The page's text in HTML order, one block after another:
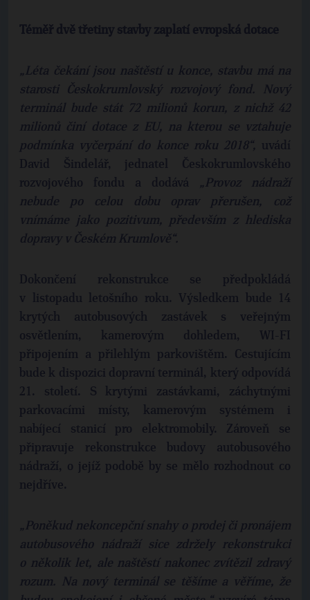
Téměř dvě třetiny stavby zaplatí evropská dotace
„Léta čekání jsou naštěstí u konce, stavbu má na
starosti Českokrumlovský rozvojový fond. Nový
terminál bude stát 72 milionů korun, z nichž 42
milionů činí dotace z EU, na kterou se vztahuje
podmínka vyčerpání do konce roku 2018“, uvádí
David Šindelář, jednatel Českokrumlovského
rozvojového fondu a dodává
„Provoz nádraží
nebude po celou dobu oprav přerušen, což
vnímáme jako pozitivum, především z hlediska
dopravy v Českém Krumlově“.
Dokončení rekonstrukce se předpokládá
v listopadu letošního roku. Výsledkem bude 14
krytých autobusových zastávek s veřejným
osvětlením, kamerovým dohledem, WI-FI
připojením a přilehlým parkovištěm. Cestujícím
bude k dispozici dopravní terminál, který odpovídá
21. století. S krytými zastávkami, záchytnými
parkovacími místy, kamerovým systémem i
nabíjecí stanicí pro elektromobily. Zároveň se
připravuje rekonstrukce budovy autobusového
nádraží, o jejíž podobě by se mělo rozhodnout co
nejdříve.
„Poněkud nekoncepční snahy o prodej či pronájem
autobusového nádraží sice zdržely rekonstrukci
o několik let, ale naštěstí nakonec zvítězil zdravý
rozum. Na nový terminál se těšíme a věříme, že